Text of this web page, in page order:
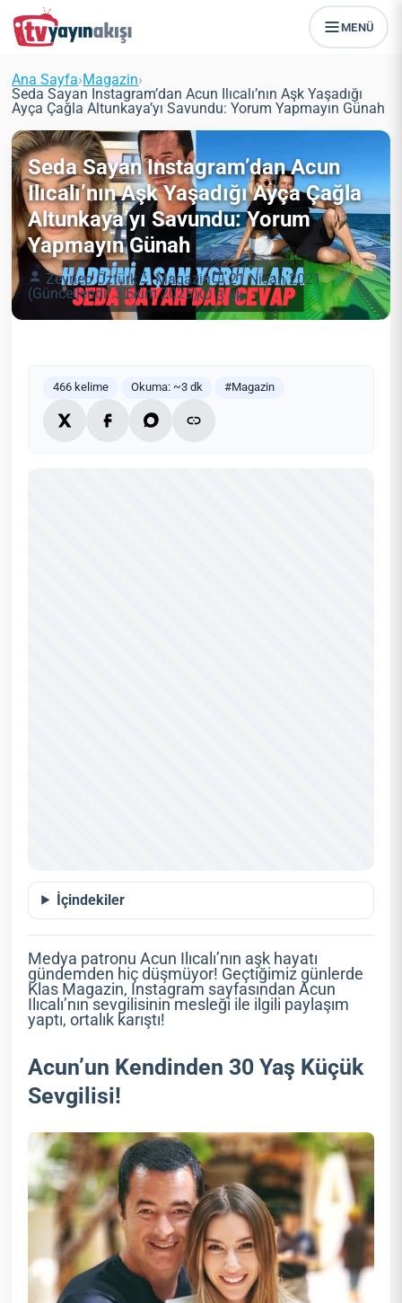
MENÜ
Ana Sayfa›Magazin›
Seda Sayan Instagram’dan Acun Ilıcalı’nın Aşk Yaşadığı
Ayça Çağla Altunkaya’yı Savundu: Yorum Yapmayın Günah
Seda Sayan Instagram’dan Acun
Ilıcalı’nın Aşk Yaşadığı Ayça Çağla
Altunkaya’yı Savundu: Yorum
Yapmayın Günah
Zeynep Öztürk Magazin
21 Nisan 2021
(Güncellendi: 3 Ekim 2025)
3 dk
466 kelime Okuma: ~3 dk #Magazin
İçindekiler
Medya patronu Acun Ilıcalı’nın aşk hayatı
gündemden hiç düşmüyor! Geçtiğimiz günlerde
Klas Magazin, Instagram sayfasından Acun
Ilıcalı’nın sevgilisinin mesleği ile ilgili paylaşım
yaptı, ortalık karıştı!
Acun’un Kendinden 30 Yaş Küçük
Sevgilisi!